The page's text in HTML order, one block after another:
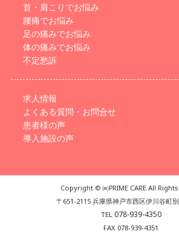
首・肩こりでお悩み
腰痛でお悩み
足の痛みでお悩み
体の痛みでお悩み
不定愁訴
求人情報
よくある質問・お問合せ
患者様の声
導入施設の声
Copyright © ㈱PRIME CARE All Rights
〒651-2115 兵庫県神戸市西区伊川谷町別
TEL 078-939-4350
FAX 078-939-4351